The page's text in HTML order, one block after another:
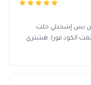
بس إشحنلي خلت
الكود فورا. هشتري